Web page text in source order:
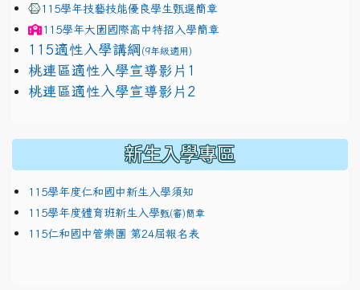
115學年技藝技能優良學生甄選簡章
115學年大園國際高中特招入學簡章
115適性入學講綱 (9年級適用)
link to https://docs.google.com/presentation/d/
桃連區適性入學宣導影片1
link to https://docs.google.com/presentation/d/
桃連區適性入學宣導影片2
新生入學專區
115學年度仁和國中新生入學須知
115學年度體育班新生入學甄(審)簡章
115仁和國中管樂團 第24屆報名表